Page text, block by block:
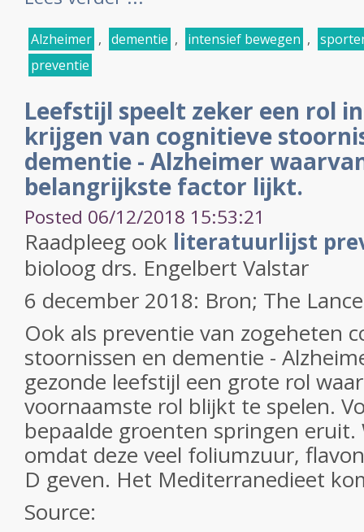
Alzheimer , dementie , intensief bewegen ,
preventie
Leefstijl speelt zeker een rol
krijgen van cognitieve
dementie - Alzheimer
belangrijkste factor lijkt.
Posted 06/12/2018 15:53:21
Raadpleeg ook literatuurlijst
bioloog drs. Engelbert Valstar
6 december 2018: Bron; The
Ook als preventie van zogeheten
stoornissen en dementie -
gezonde leefstijl een grote rol
voornaamste rol blijkt te spelen.
bepaalde groenten springen eruit.
omdat deze veel foliumzuur,
D geven. Het Mediterranedieet
Source: